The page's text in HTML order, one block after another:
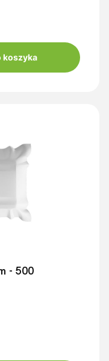
koszyka
- 500